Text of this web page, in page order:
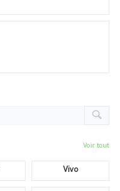
Voir tout
Vivo